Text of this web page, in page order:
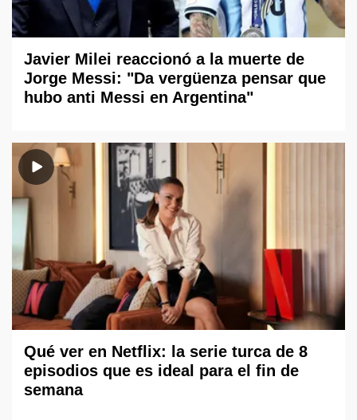
Javier Milei reaccionó a la muerte de
Jorge Messi: "Da vergüenza pensar que
hubo anti Messi en Argentina"
Qué ver en Netflix: la serie turca de 8
episodios que es ideal para el fin de
semana